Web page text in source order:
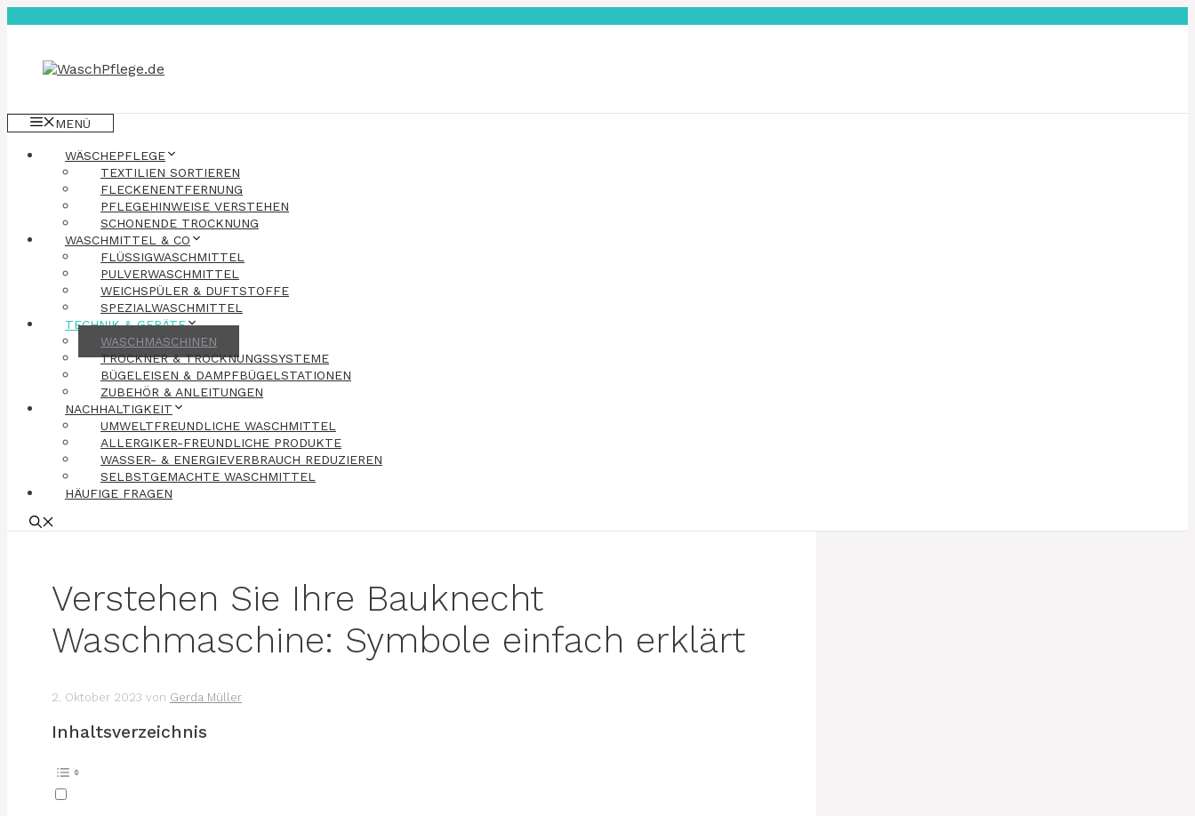
MENÜ
WÄSCHEPFLEGE
TEXTILIEN SORTIEREN
FLECKENENTFERNUNG
PFLEGEHINWEISE VERSTEHEN
SCHONENDE TROCKNUNG
WASCHMITTEL & CO
FLÜSSIGWASCHMITTEL
PULVERWASCHMITTEL
WEICHSPÜLER & DUFTSTOFFE
SPEZIALWASCHMITTEL
TECHNIK & GERÄTE
WASCHMASCHINEN
TROCKNER & TROCKNUNGSSYSTEME
BÜGELEISEN & DAMPFBÜGELSTATIONEN
ZUBEHÖR & ANLEITUNGEN
NACHHALTIGKEIT
UMWELTFREUNDLICHE WASCHMITTEL
ALLERGIKER-FREUNDLICHE PRODUKTE
WASSER- & ENERGIEVERBRAUCH REDUZIEREN
SELBSTGEMACHTE WASCHMITTEL
HÄUFIGE FRAGEN
Verstehen Sie Ihre Bauknecht
Waschmaschine: Symbole einfach erklärt
2. Oktober 2023 von Gerda Müller
Inhaltsverzeichnis